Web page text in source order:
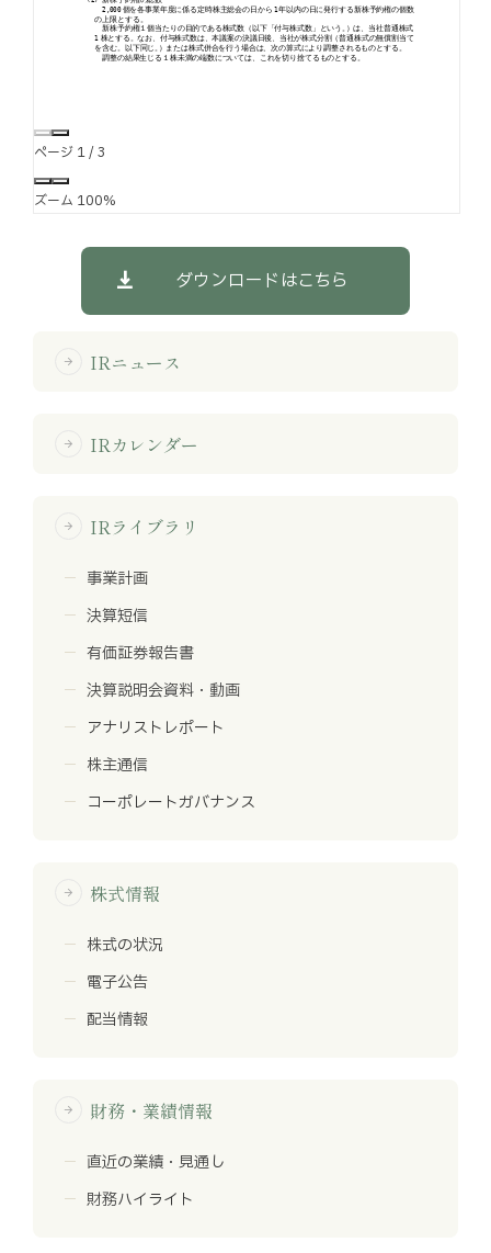
ページ 1/3
ズーム 100%
ダウンロードはこちら
arrow_forward IRニュース
arrow_forward IRカレンダー
arrow_forward IRライブラリ
事業計画
決算短信
有価証券報告書
決算説明会資料・動画
アナリストレポート
株主通信
コーポレートガバナンス
arrow_forward 株式情報
株式の状況
電子公告
配当情報
arrow_forward 財務・業績情報
直近の業績・見通し
財務ハイライト